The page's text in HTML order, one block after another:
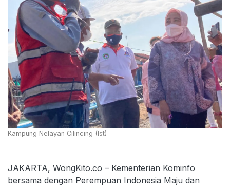
Kampung Nelayan Cilincing (Ist)
JAKARTA, WongKito.co – Kementerian Kominfo
bersama dengan Perempuan Indonesia Maju dan